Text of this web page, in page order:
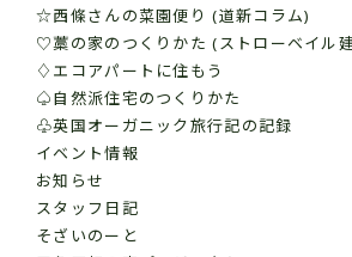
☆西條さんの菜園便り (道新コラム)
♡藁の家のつくりかた (ストローベイル
♢エコアパートに住もう
♤自然派住宅のつくりかた
♧英国オーガニック旅行記の記録
イベント情報
お知らせ
スタッフ日記
そざいのーと